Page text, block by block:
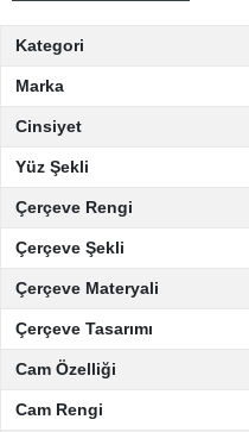
Kategori
Marka
Cinsiyet
Yüz Şekli
Çerçeve Rengi
Çerçeve Şekli
Çerçeve Materyali
Çerçeve Tasarımı
Cam Özelliği
Cam Rengi